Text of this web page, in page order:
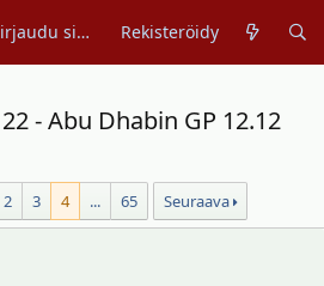
Kirjaudu sisään Rekisteröidy
- Abu Dhabin GP 12.12
2 3 4 ... 65 Seuraava